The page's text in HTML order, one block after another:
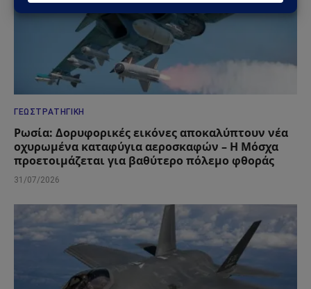
ΓΕΩΣΤΡΑΤΗΓΙΚΉ
Ρωσία: Δορυφορικές εικόνες αποκαλύπτουν νέα
οχυρωμένα καταφύγια αεροσκαφών – Η Μόσχα
προετοιμάζεται για βαθύτερο πόλεμο φθοράς
31/07/2026